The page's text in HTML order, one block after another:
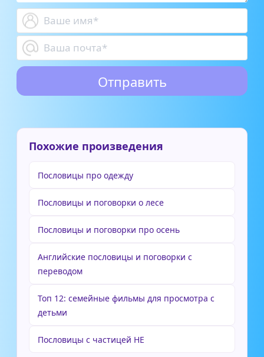
Похожие произведения
Пословицы про одежду
Пословицы и поговорки о лесе
Пословицы и поговорки про осень
Английские пословицы и поговорки с
переводом
Топ 12: семейные фильмы для просмотра с
детьми
Пословицы с частицей НЕ